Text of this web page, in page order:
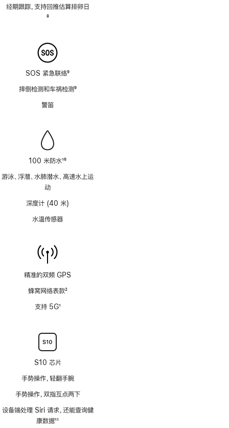
经期跟踪，支持回推估算排卵日
8
SOS 紧急联络9
摔倒检测和车祸检测9
警笛
100 米防水16
游泳、浮潜、水肺潜水、高速水上运
动
深度计 (40 米)
水温传感器
精准的双频 GPS
蜂窝网络表款2
支持 5G1
S10 芯片
手势操作，轻翻手腕
手势操作，双指互点两下
设备端处理 Siri 请求，还能查询健
康数据11